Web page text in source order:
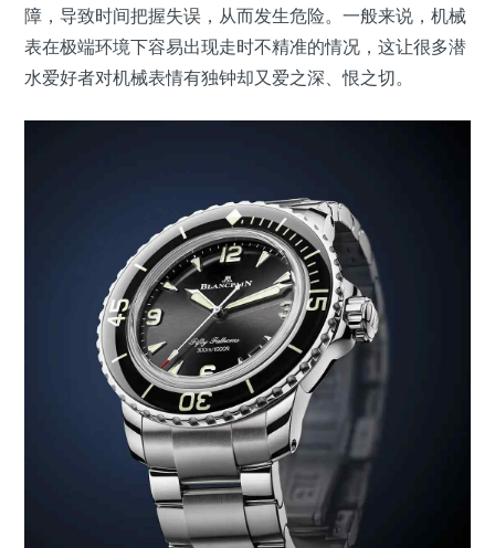
障，导致时间把握失误，从而发生危险。一般来说，机械
表在极端环境下容易出现走时不精准的情况，这让很多潜
水爱好者对机械表情有独钟却又爱之深、恨之切。